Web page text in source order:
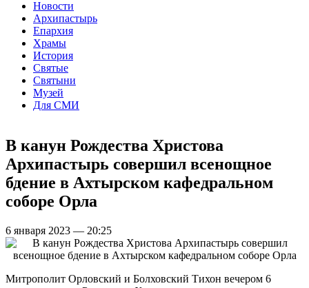
Новости
Архипастырь
Епархия
Храмы
История
Святые
Святыни
Музей
Для СМИ
В канун Рождества Христова
Архипастырь совершил всенощное
бдение в Ахтырском кафедральном
соборе Орла
6 января 2023 — 20:25
Митрополит Орловский и Болховский Тихон вечером 6